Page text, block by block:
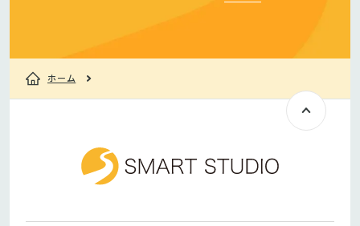
ホーム